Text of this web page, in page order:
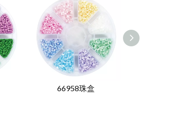
66958珠盒